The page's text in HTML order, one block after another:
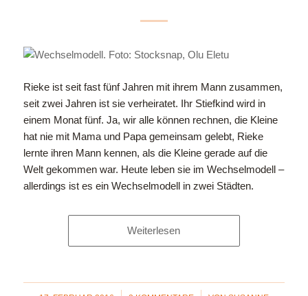
Rieke ist seit fast fünf Jahren mit ihrem Mann zusammen,
seit zwei Jahren ist sie verheiratet. Ihr Stiefkind wird in
einem Monat fünf. Ja, wir alle können rechnen, die Kleine
hat nie mit Mama und Papa gemeinsam gelebt, Rieke
lernte ihren Mann kennen, als die Kleine gerade auf die
Welt gekommen war. Heute leben sie im Wechselmodell –
allerdings ist es ein Wechselmodell in zwei Städten.
Weiterlesen